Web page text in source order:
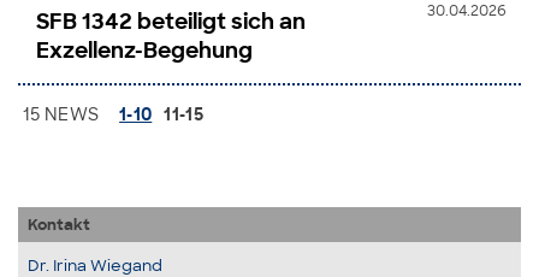
30.04.2026
SFB 1342 beteiligt sich an
Exzellenz-Begehung
15 NEWS 1-10 11-15
Kontakt
Dr. Irina Wiegand